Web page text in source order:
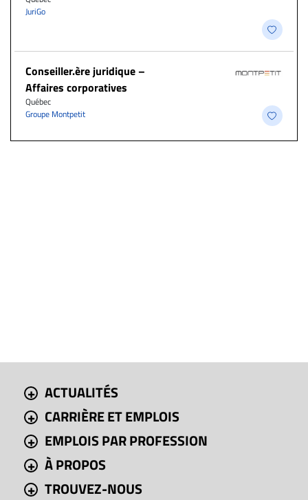
JuriGo
Conseiller.ère juridique –
Affaires corporatives
Québec
Groupe Montpetit
ACTUALITÉS
CARRIÈRE ET EMPLOIS
EMPLOIS PAR PROFESSION
À PROPOS
TROUVEZ-NOUS